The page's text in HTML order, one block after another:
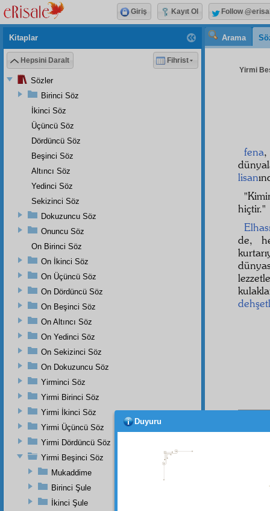
Arama
Yirmi
fena
lisan
hiçtir."
de,
Dipnot-1
Kitaplar
Hepsini Daralt Fihrist
Sözler
Birinci Söz
İkinci Söz
Üçüncü Söz
Dördüncü Söz
Beşinci Söz
Altıncı Söz
Yedinci Söz
Sekizinci Söz
Dokuzuncu Söz
Onuncu Söz
On Birinci Söz
On İkinci Söz
On Üçüncü Söz
On Dördüncü Söz
On Beşinci Söz
On Altıncı Söz
On Yedinci Söz
On Sekizinci Söz
On Dokuzuncu Söz
Yirminci Söz
Yirmi Birinci Söz
Yirmi İkinci Söz
Yirmi Üçüncü Söz
Yirmi Dördüncü Söz
Yirmi Beşinci Söz
Mukaddime
Birinci Şule
İkinci Şule
Giriş Kayıt Ol Follow
Duyuru